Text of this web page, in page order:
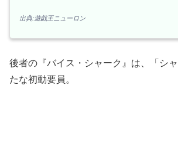
出典:遊戯王ニューロン
後者の『バイス・シャーク』は、「シ
たな初動要員。